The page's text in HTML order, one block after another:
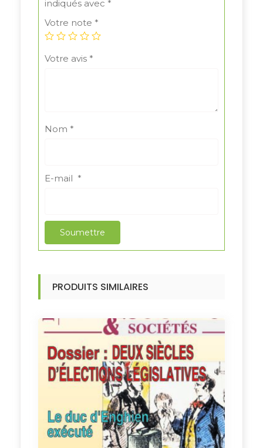
indiqués avec *
Votre note *
Votre avis *
Nom *
E-mail *
PRODUITS SIMILAIRES